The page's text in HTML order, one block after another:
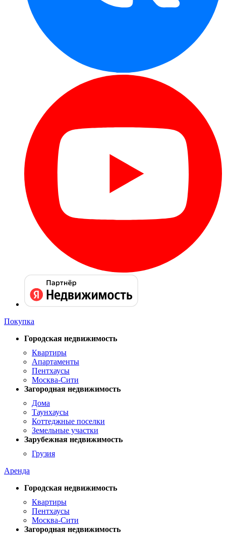
Покупка
Городская недвижимость
Квартиры
Апартаменты
Пентхаусы
Москва-Сити
Загородная недвижимость
Дома
Таунхаусы
Коттеджные поселки
Земельные участки
Зарубежная недвижимость
Грузия
Аренда
Городская недвижимость
Квартиры
Пентхаусы
Москва-Сити
Загородная недвижимость